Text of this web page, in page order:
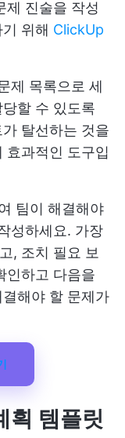
제 진술을 작성
위해 ClickUp
제 목록으로 세
할 수 있도록
탈선하는 것을
효과적인 도구입
팀이 해결해야
성하세요. 가장
, 조치 필요 보
인하고 다음을
결해야 할 문제가
템플릿